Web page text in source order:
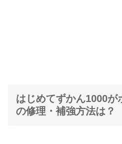
はじめてずかん1000が
の修理・補強方法は？